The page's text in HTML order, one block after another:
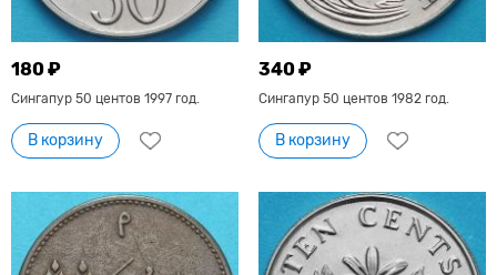
180 ₽
Сингапур 50 центов 1997 год.
В корзину
340 ₽
Сингапур 50 центов 1982 год.
В корзину